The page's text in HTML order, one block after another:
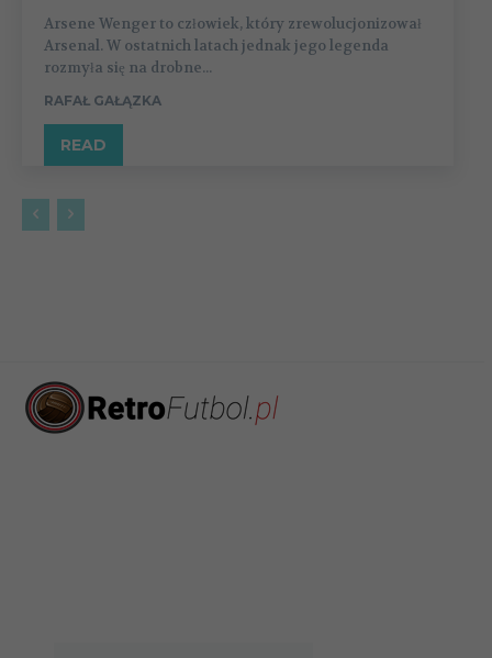
Arsene Wenger to człowiek, który zrewolucjonizował
Arsenal. W ostatnich latach jednak jego legenda
rozmyła się na drobne...
RAFAŁ GAŁĄZKA
READ